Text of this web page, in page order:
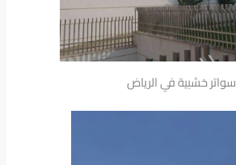
سواتر خشبية في الرياض